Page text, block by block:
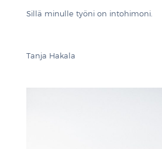
Sillä minulle työni on intohimoni.
Tanja Hakala